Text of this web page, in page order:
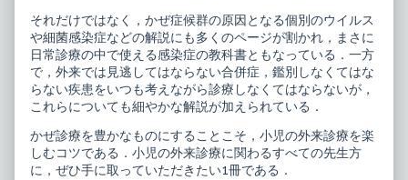
それだけではなく，かぜ症候群の原因となる個別のウイルス
や細菌感染症などの解説にも多くのページが割かれ，まさに
日常診療の中で使える感染症の教科書ともなっている．一方
で，外来では見逃してはならない合併症，鑑別しなくてはな
らない疾患をいつも考えながら診療しなくてはならないが，
これらについても細やかな解説が加えられている．
かぜ診療を豊かなものにすることこそ，小児の外来診療を楽
しむコツである．小児の外来診療に関わるすべての先生方
に，ぜひ手に取っていただきたい1冊である．